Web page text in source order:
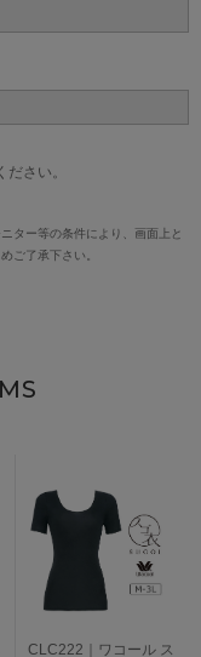
さい。
ター等の条件により、画面上と
ご了承下さい。
CLC222｜ワコール ス